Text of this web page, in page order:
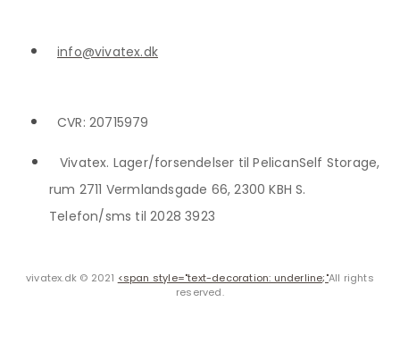
info@vivatex.dk
CVR: 20715979
Vivatex. Lager/forsendelser til PelicanSelf Storage,
rum 2711 Vermlandsgade 66, 2300 KBH S.
Telefon/sms til 2028 3923
vivatex.dk © 2021 <span style="text-decoration: underline;"All rights
reserved.